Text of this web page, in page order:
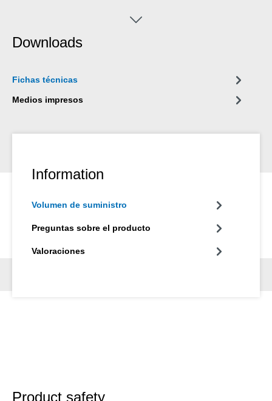
Downloads
Fichas técnicas
Medios impresos
Information
Volumen de suministro
Preguntas sobre el producto
Valoraciones
Product safety